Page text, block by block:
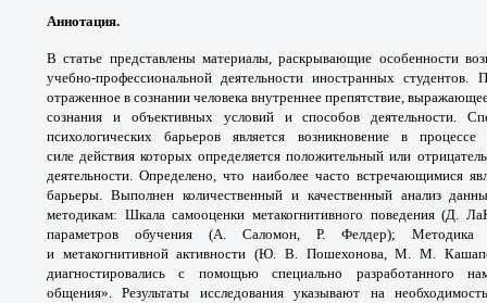
Аннотация.
В статье представлены материалы, раскрывающие особенности
учебно-профессиональной деятельности иностранных студентов.
отраженное в сознании человека внутреннее препятствие,
сознания и объективных условий и способов деятельности.
психологических барьеров является возникновение в
силе действия которых определяется положительный или
деятельности. Определено, что наиболее часто встречающимися
барьеры. Выполнен количественный и качественный анализ
методикам: Шкала самооценки метакогнитивного поведения (Д.
параметров обучения (А. Саломон, Р. Фелдер); Методика
и метакогнитивной активности (Ю. В. Пошехонова, М. М.
диагностировались с помощью специально разработанного
общения». Результаты исследования указывают на